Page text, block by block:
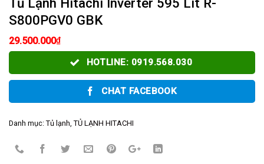
S800PGV0 GBK
29.500.000₫
HOTLINE: 0919.568.030
CHAT FACEBOOK
Danh mục: Tủ lạnh, TỦ LẠNH HITACHI